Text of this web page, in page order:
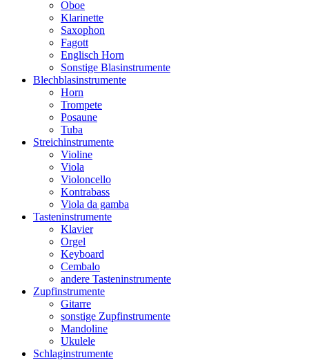
Oboe
Klarinette
Saxophon
Fagott
Englisch Horn
Sonstige Blasinstrumente
Blechblasinstrumente
Horn
Trompete
Posaune
Tuba
Streichinstrumente
Violine
Viola
Violoncello
Kontrabass
Viola da gamba
Tasteninstrumente
Klavier
Orgel
Keyboard
Cembalo
andere Tasteninstrumente
Zupfinstrumente
Gitarre
sonstige Zupfinstrumente
Mandoline
Ukulele
Schlaginstrumente